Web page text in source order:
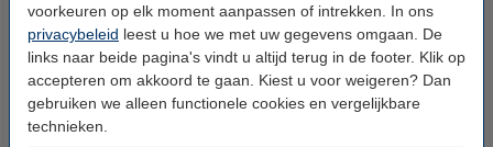
voorkeuren op elk moment aanpassen of intrekken. In ons
privacybeleid leest u hoe we met uw gegevens omgaan. De
links naar beide pagina's vindt u altijd terug in de footer. Klik op
accepteren om akkoord te gaan. Kiest u voor weigeren? Dan
gebruiken we alleen functionele cookies en vergelijkbare
technieken.
123inkt Satin paper roll 610 mm